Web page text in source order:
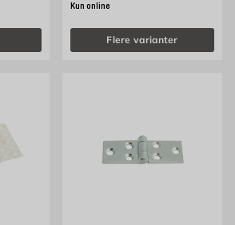
Kun online
Flere varianter